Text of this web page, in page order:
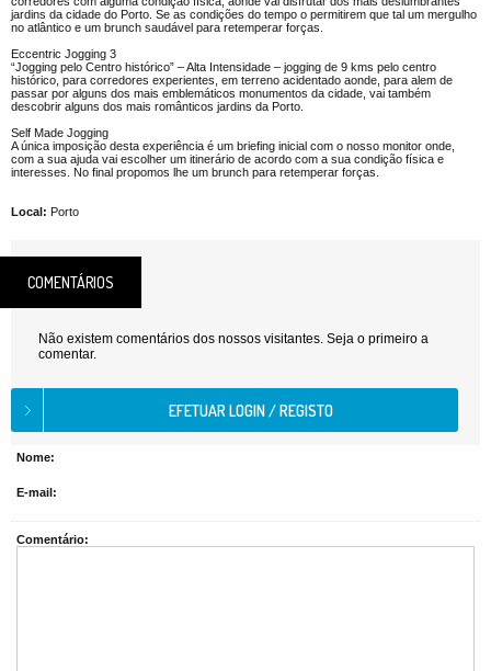
jardins da cidade do Porto. Se as condições do tempo o permitirem que tal um mergulho
no atlântico e um brunch saudável para retemperar forças.
Eccentric Jogging 3
“Jogging pelo Centro histórico” – Alta Intensidade – jogging de 9 kms pelo centro
histórico, para corredores experientes, em terreno acidentado aonde, para alem de
passar por alguns dos mais emblemáticos monumentos da cidade, vai também
descobrir alguns dos mais românticos jardins da Porto.
Self Made Jogging
A única imposição desta experiência é um briefing inicial com o nosso monitor onde,
com a sua ajuda vai escolher um itinerário de acordo com a sua condição física e
interesses. No final propomos lhe um brunch para retemperar forças.
Local: Porto
COMENTÁRIOS
Não existem comentários dos nossos visitantes. Seja o primeiro a
comentar.
Nome:
E-mail:
Comentário: